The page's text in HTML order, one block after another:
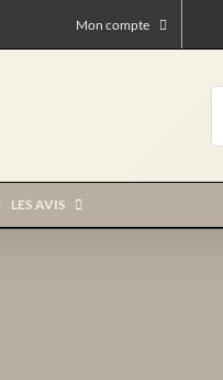
Mon compte
LES AVIS